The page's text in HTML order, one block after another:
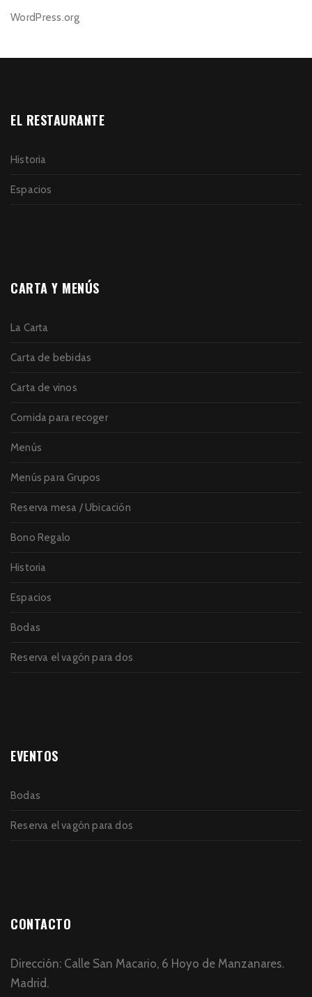
WordPress.org
EL RESTAURANTE
Historia
Espacios
CARTA Y MENÚS
La Carta
Carta de bebidas
Carta de vinos
Comida para recoger
Menús
Menús para Grupos
Reserva mesa / Ubicación
Bono Regalo
Historia
Espacios
Bodas
Reserva el vagón para dos
EVENTOS
Bodas
Reserva el vagón para dos
CONTACTO
Dirección: Calle San Macario, 6 Hoyo de Manzanares.
Madrid.